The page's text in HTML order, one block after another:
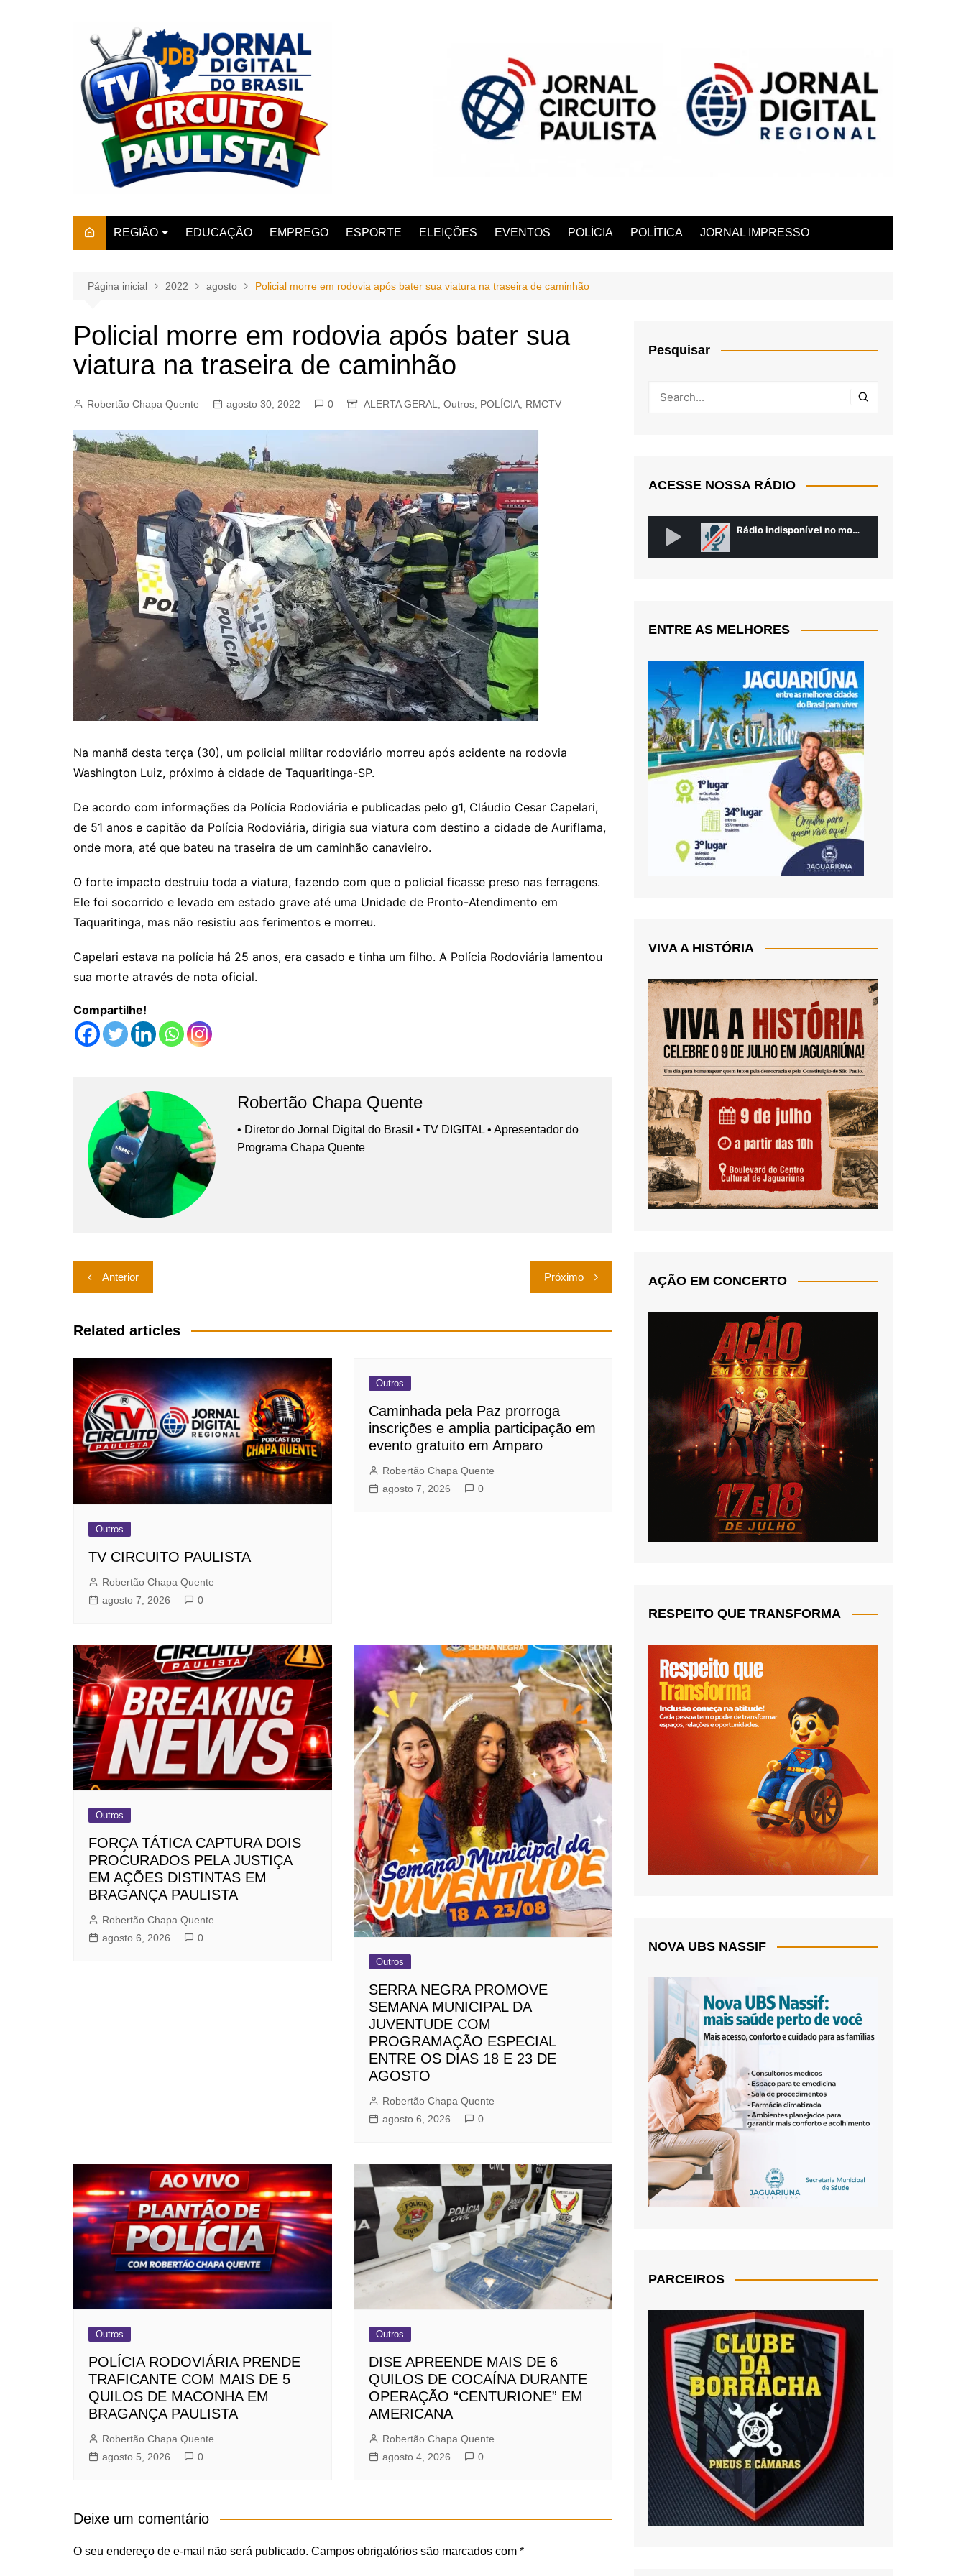
REGIÃO
AMPARO
BARRETOS
CAMPINAS
JAGUARIÚNA
JUNDIAÍ
MOGI GUAÇU
MOGI MIRIM
PAULÍNIA
PEDREIRA
RIBEIRÃO PRETO
EDUCAÇÃO EMPREGO ESPORTE ELEIÇÕES EVENTOS POLÍCIA POLÍTICA JORNAL IMPRESSO
Página inicial 2022 agosto Policial morre em rodovia após bater sua viatura na traseira de caminhão
Policial morre em rodovia após bater sua
viatura na traseira de caminhão
Robertão Chapa Quente agosto 30, 2022 0 ALERTA GERAL Outros POLÍCIA RMCTV
Na manhã desta terça (30), um policial militar rodoviário morreu após acidente na rodovia
Washington Luiz, próximo à cidade de Taquaritinga-SP.
De acordo com informações da Polícia Rodoviária e publicadas pelo g1, Cláudio Cesar Capelari,
de 51 anos e capitão da Polícia Rodoviária, dirigia sua viatura com destino a cidade de Auriflama,
onde mora, até que bateu na traseira de um caminhão canavieiro.
O forte impacto destruiu toda a viatura, fazendo com que o policial ficasse preso nas ferragens.
Ele foi socorrido e levado em estado grave até uma Unidade de Pronto-Atendimento em
Taquaritinga, mas não resistiu aos ferimentos e morreu.
Capelari estava na polícia há 25 anos, era casado e tinha um filho. A Polícia Rodoviária lamentou
sua morte através de nota oficial.
Compartilhe!
Robertão Chapa Quente
• Diretor do Jornal Digital do Brasil • TV DIGITAL • Apresentador do
Programa Chapa Quente
Navegação
de
Post
Anterior Próximo
Related articles
Outros
TV CIRCUITO PAULISTA
Robertão Chapa Quente
agosto 7, 2026
0
Outros
Caminhada pela Paz prorroga
inscrições e amplia participação em
evento gratuito em Amparo
Robertão Chapa Quente
agosto 7, 2026
0
Outros
FORÇA TÁTICA CAPTURA DOIS
PROCURADOS PELA JUSTIÇA
EM AÇÕES DISTINTAS EM
BRAGANÇA PAULISTA
Robertão Chapa Quente
agosto 6, 2026
0
Outros
SERRA NEGRA PROMOVE
SEMANA MUNICIPAL DA
JUVENTUDE COM
PROGRAMAÇÃO ESPECIAL
ENTRE OS DIAS 18 E 23 DE
AGOSTO
Robertão Chapa Quente
agosto 6, 2026
0
Outros
POLÍCIA RODOVIÁRIA PRENDE
TRAFICANTE COM MAIS DE 5
QUILOS DE MACONHA EM
BRAGANÇA PAULISTA
Robertão Chapa Quente
agosto 5, 2026
0
Outros
DISE APREENDE MAIS DE 6
QUILOS DE COCAÍNA DURANTE
OPERAÇÃO “CENTURIONE” EM
AMERICANA
Robertão Chapa Quente
agosto 4, 2026
0
Deixe um comentário
O seu endereço de e-mail não será publicado. Campos obrigatórios são marcados com *
Pesquisar
ACESSE NOSSA RÁDIO
ENTRE AS MELHORES
VIVA A HISTÓRIA
AÇÃO EM CONCERTO
RESPEITO QUE TRANSFORMA
NOVA UBS NASSIF
PARCEIROS